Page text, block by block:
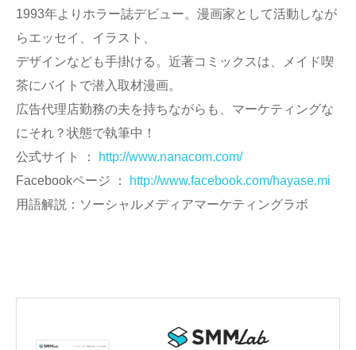
1993年よりホラー誌デビュー。漫画家として活動しなが
らエッセイ、イラスト、
デザインなども手掛ける。近著コミックスは、メイド喫
茶にバイトで潜入取材漫画。
広告代理店勤務の夫を持ちながらも、マーケティングな
にそれ？状態で執筆中！
公式サイト ：
http://www.nanacom.com/
Facebookページ ：
http://www.facebook.com/hayase.mi
用語解説：ソーシャルメディアマーケティングラボ